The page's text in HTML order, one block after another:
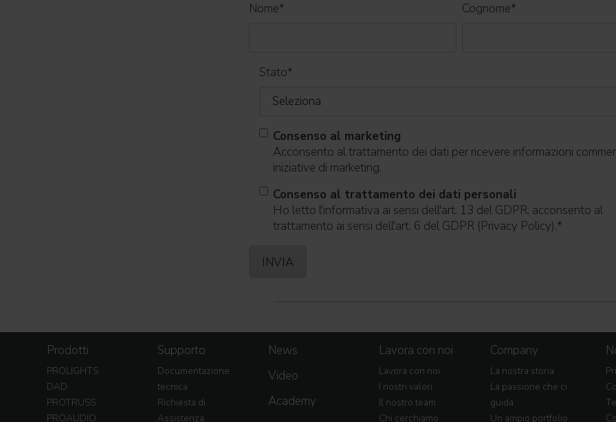
Nome* Cognome*
Stato*
Consenso al marketing
Acconsento al trattamento dei dati per ricevere informazioni
iniziative di marketing.
Consenso al trattamento dei dati personali
Ho letto l'informativa ai sensi dell'art. 13 del GDPR; acconsento al
trattamento ai sensi dell'art. 6 del GDPR (Privacy Policy).*
Prodotti
PROLIGHTS
DAD
PROTRUSS
PROAUDIO
Supporto
Documentazione
tecnica
Richiesta di
Assistenza
News
Video
Academy
Lavora con noi
Lavora con noi
I nostri valori
Il nostro team
Chi cerchiamo
Company
La nostra storia
La passione che ci
guida
Un ampio portfolio